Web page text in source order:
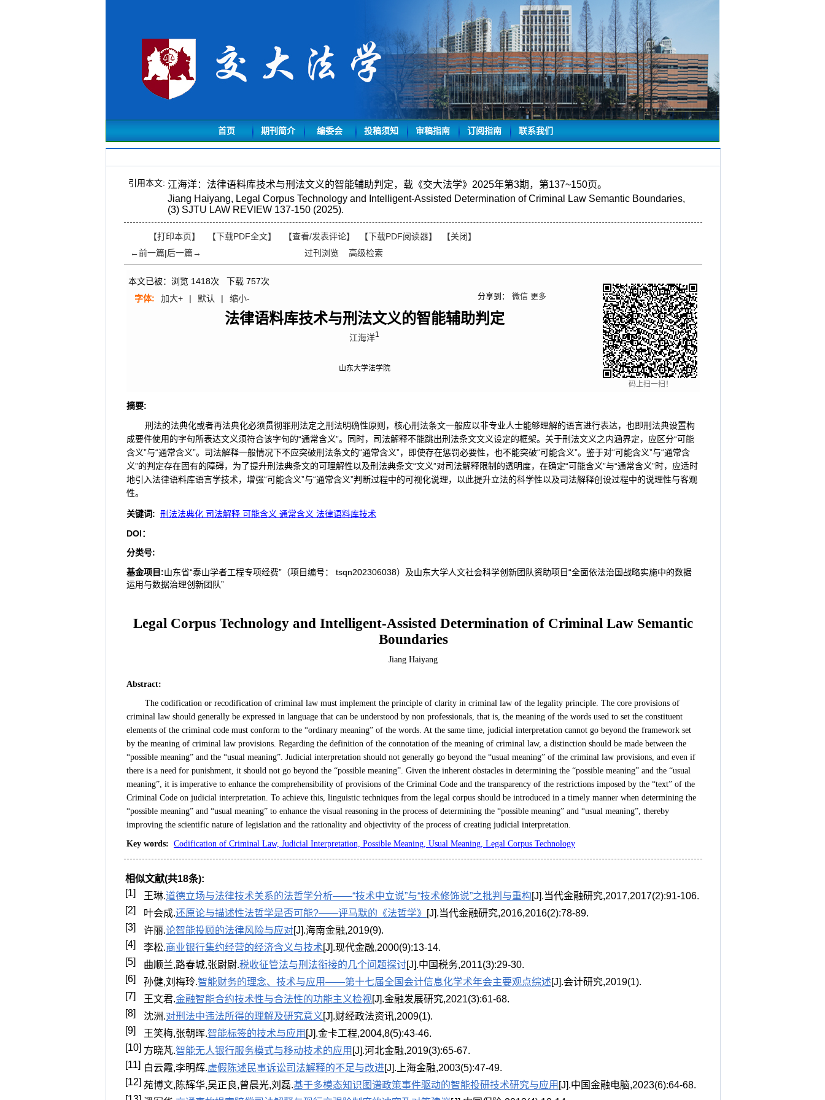
首页 期刊简介 编委会 投稿须知 审稿指南 订阅指南 联系我们
引用本文: 江海洋：法律语料库技术与刑法文义的智能辅助判定，载《交大法学》2025年第3期，第137~150页。
Jiang Haiyang, Legal Corpus Technology and Intelligent-Assisted Determination of Criminal Law Semantic Boundaries,
(3) SJTU LAW REVIEW 137-150 (2025).
【打印本页】 【下载PDF全文】 【查看/发表评论】 【下载PDF阅读器】 【关闭】
←前一篇|后一篇→ 过刊浏览 高级检索
本文已被：浏览 1418次 下载 757次
码上扫一扫！
分享到： 微信 更多
字体: 加大+ | 默认 | 缩小-
法律语料库技术与刑法文义的智能辅助判定
江海洋1
山东大学法学院
摘要:
刑法的法典化或者再法典化必须贯彻罪刑法定之刑法明确性原则，核心刑法条文一般应以非专业人士能够理解的语言进行表达，也即刑法典设置构
成要件使用的字句所表达文义须符合该字句的“通常含义”。同时，司法解释不能跳出刑法条文文义设定的框架。关于刑法文义之内涵界定，应区分“可能
含义”与“通常含义”。司法解释一般情况下不应突破刑法条文的“通常含义”，即使存在惩罚必要性，也不能突破“可能含义”。鉴于对“可能含义”与“通常含
义”的判定存在固有的障碍，为了提升刑法典条文的可理解性以及刑法典条文“文义”对司法解释限制的透明度，在确定“可能含义”与“通常含义”时，应适时
地引入法律语料库语言学技术，增强“可能含义”与“通常含义”判断过程中的可视化说理，以此提升立法的科学性以及司法解释创设过程中的说理性与客观
性。
关键词: 刑法法典化 司法解释 可能含义 通常含义 法律语料库技术
DOI：
分类号:
基金项目:山东省“泰山学者工程专项经费”（项目编号： tsqn202306038）及山东大学人文社会科学创新团队资助项目“全面依法治国战略实施中的数据
运用与数据治理创新团队”
Legal Corpus Technology and Intelligent-Assisted Determination of Criminal Law Semantic
Boundaries
Jiang Haiyang
Abstract:
The codification or recodification of criminal law must implement the principle of clarity in criminal law of the legality principle. The core provisions of
criminal law should generally be expressed in language that can be understood by non professionals, that is, the meaning of the words used to set the constituent
elements of the criminal code must conform to the “ordinary meaning” of the words. At the same time, judicial interpretation cannot go beyond the framework set
by the meaning of criminal law provisions. Regarding the definition of the connotation of the meaning of criminal law, a distinction should be made between the
“possible meaning” and the “usual meaning”. Judicial interpretation should not generally go beyond the “usual meaning” of the criminal law provisions, and even if
there is a need for punishment, it should not go beyond the “possible meaning”. Given the inherent obstacles in determining the “possible meaning” and the “usual
meaning”, it is imperative to enhance the comprehensibility of provisions of the Criminal Code and the transparency of the restrictions imposed by the “text” of the
Criminal Code on judicial interpretation. To achieve this, linguistic techniques from the legal corpus should be introduced in a timely manner when determining the
“possible meaning” and “usual meaning” to enhance the visual reasoning in the process of determining the “possible meaning” and “usual meaning”, thereby
improving the scientific nature of legislation and the rationality and objectivity of the process of creating judicial interpretation.
Key words: Codification of Criminal Law, Judicial Interpretation, Possible Meaning, Usual Meaning, Legal Corpus Technology
相似文献(共18条):
[1]
王琳.道德立场与法律技术关系的法哲学分析——“技术中立说”与“技术修饰说”之批判与重构[J].当代金融研究,2017,2017(2):91-106.
[2]
叶会成.还原论与描述性法哲学是否可能?——评马默的《法哲学》 [J].当代金融研究,2016,2016(2):78-89.
[3]
许丽.论智能投顾的法律风险与应对[J].海南金融,2019(9).
[4]
李松.商业银行集约经营的经济含义与技术[J].现代金融,2000(9):13-14.
[5]
曲顺兰,路春城,张尉尉.税收征管法与刑法衔接的几个问题探讨[J].中国税务,2011(3):29-30.
[6]
孙健,刘梅玲.智能财务的理念、技术与应用——第十七届全国会计信息化学术年会主要观点综述[J].会计研究,2019(1).
[7]
王文君.金融智能合约技术性与合法性的功能主义检视[J].金融发展研究,2021(3):61-68.
[8]
沈洲.对刑法中违法所得的理解及研究意义 [J].财经政法资讯,2009(1).
[9]
王笑梅,张朝晖.智能标签的技术与应用 [J].金卡工程,2004,8(5):43-46.
[10] 方晓芃.智能无人银行服务模式与移动技术的应用 [J].河北金融,2019(3):65-67.
[11] 白云霞,李明辉.虚假陈述民事诉讼司法解释的不足与改进[J].上海金融,2003(5):47-49.
[12] 苑博文,陈辉华,吴正良,曾晨光,刘磊.基于多模态知识图谱政策事件驱动的智能投研技术研究与应用 [J].中国金融电脑,2023(6):64-68.